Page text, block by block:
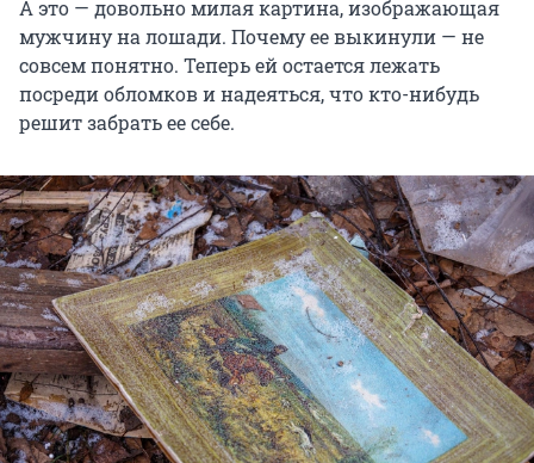
А это — довольно милая картина, изображающая
мужчину на лошади. Почему ее выкинули — не
совсем понятно. Теперь ей остается лежать
посреди обломков и надеяться, что кто-нибудь
решит забрать ее себе.